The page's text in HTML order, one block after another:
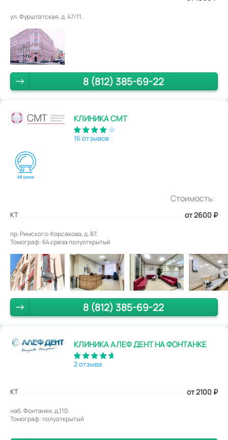
ул. Фурштатская, д. 47/11.
8 (812) 385-69-22
КЛИНИКА СМТ
16 отзывов
Стоимость:
КТ от 2600 ₽
пр. Римского-Корсакова, д. 87.
Томограф: 64 среза полуоткрытый
8 (812) 385-69-22
КЛИНИКА АЛЕФ ДЕНТ НА ФОНТАНКЕ
2 отзыва
КТ от 2100 ₽
наб. Фонтанки, д.110.
Томограф: полуоткрытый